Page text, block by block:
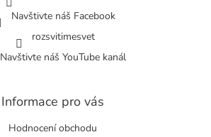
Navštivte náš Facebook
rozsvitimesvet
Navštivte náš YouTube kanál
Informace pro vás
Hodnocení obchodu